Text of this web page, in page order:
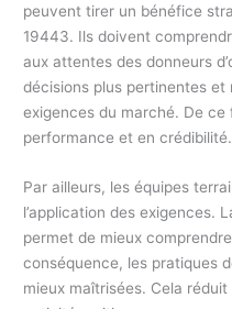
peuvent tirer un bénéfice
19443. Ils doivent
aux attentes des donneurs
décisions plus pertinentes et
exigences du marché. De
performance et en crédibilité.
Par ailleurs, les équipes
l’application des exigences.
permet de mieux
conséquence, les pratiques
mieux maîtrisées. Cela